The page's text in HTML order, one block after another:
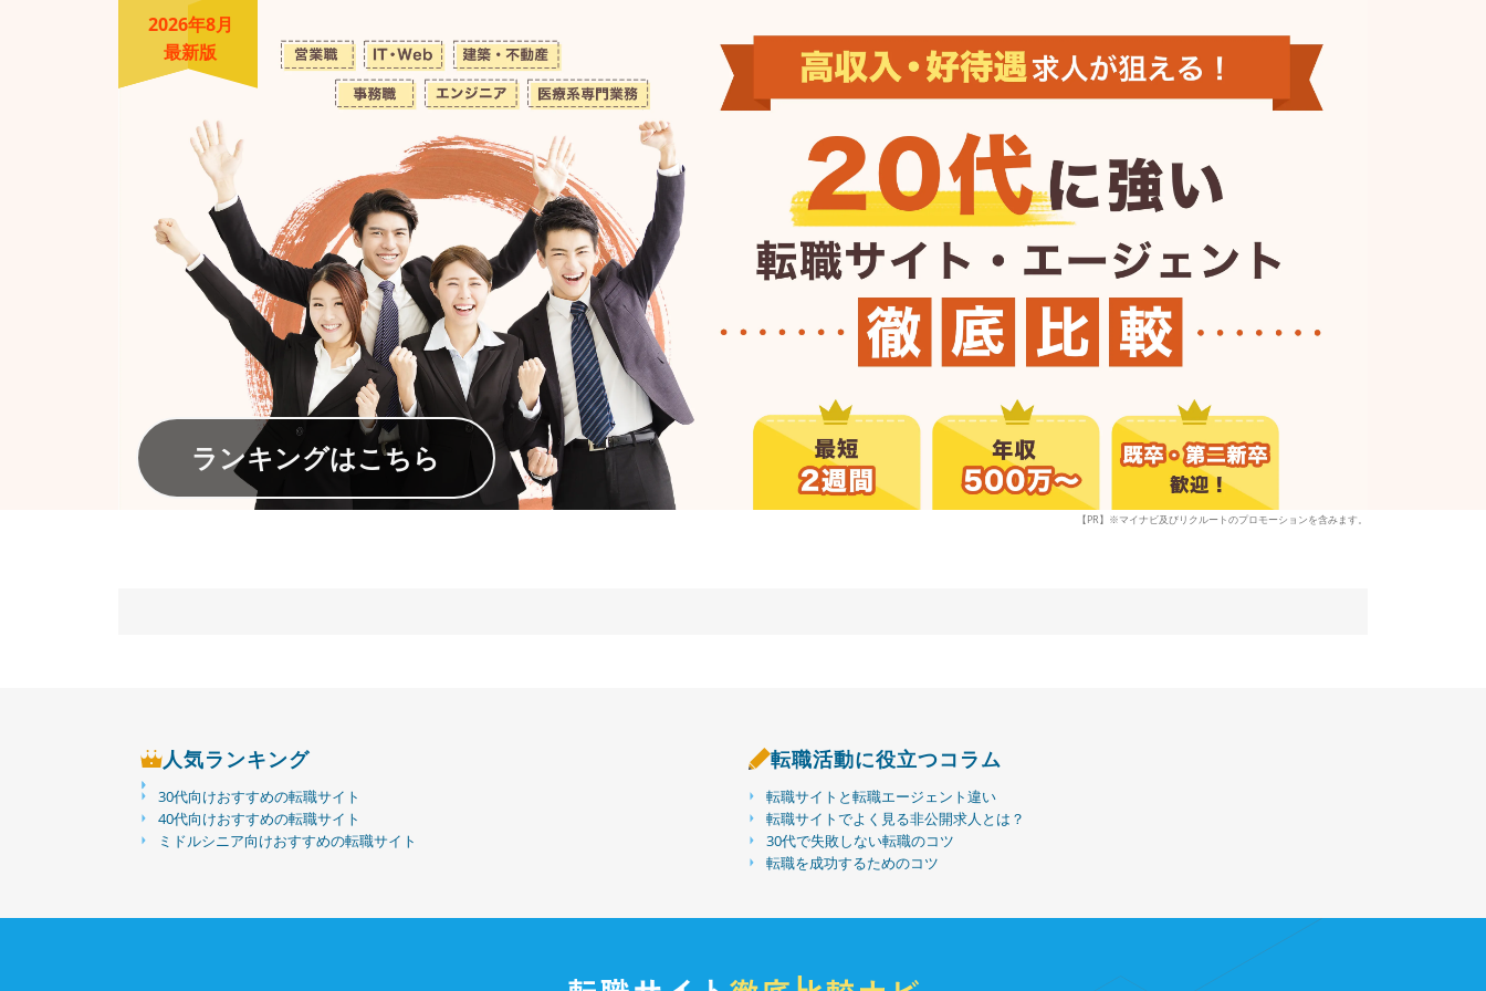
ランキングはこちら
2026年8月
最新版
【PR】※マイナビ及びリクルートのプロモーションを含みます。
人気ランキング
30代向けおすすめの転職サイト
40代向けおすすめの転職サイト
ミドルシニア向けおすすめの転職サイト
転職活動に役立つコラム
転職サイトと転職エージェント違い
転職サイトでよく見る非公開求人とは？
30代で失敗しない転職のコツ
転職を成功するためのコツ